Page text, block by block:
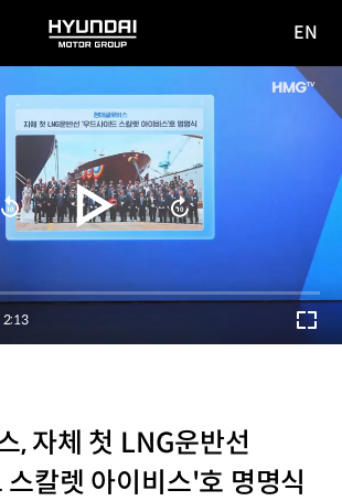
HYUNDAI
MOTOR
GROUP
사이
이동
EN
Duration
2:13
, 자체 첫 LNG운반선
칼렛 아이비스'호 명명식